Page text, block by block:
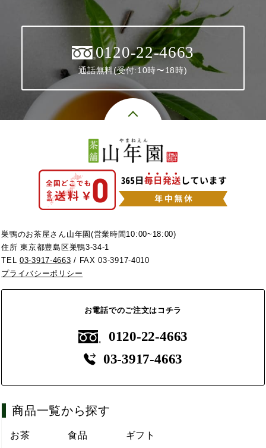
0120-22-4663
通話無料(受付:10時〜18時)
巣鴨のお茶屋さん山年園(営業時間10:00~18:00)
住所 東京都豊島区巣鴨3-34-1
TEL03-3917-4663 / FAX 03-3917-4010
プライバシーポリシー
お電話でのご注文はコチラ
0120-22-4663
03-3917-4663
商品一覧から探す
お茶 食品 ギフト